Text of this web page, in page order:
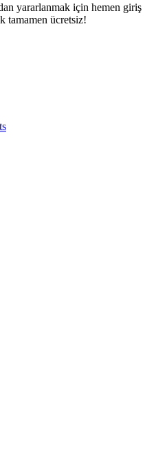
yararlanmak için hemen giriş
tamamen ücretsiz!